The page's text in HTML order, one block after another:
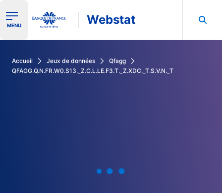
Ouvrir le menu de navigation
MENU Webstat
Accueil Jeux de données
Qfagg
QFAGG.Q.N.FR.W0.S13._Z.C.L.LE.F3.T._Z.XDC._T.S.V.N._T